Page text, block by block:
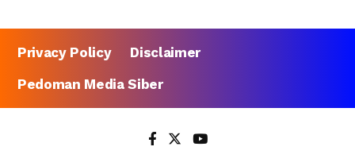
Privacy Policy
Disclaimer
Pedoman Media Siber